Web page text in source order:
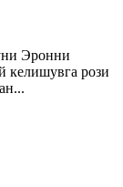
Эронни
келишувга рози